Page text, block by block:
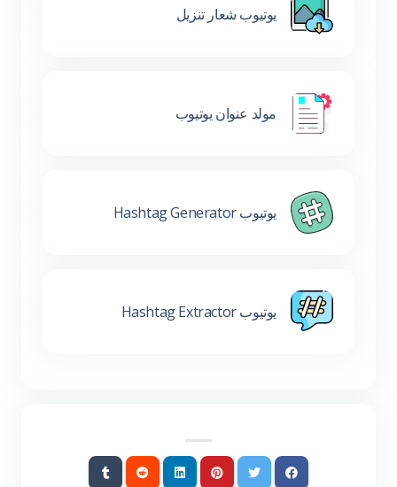
يوتيوب شعار تنزيل
مولد عنوان يوتيوب
يوتيوب Hashtag Generator
يوتيوب Hashtag Extractor